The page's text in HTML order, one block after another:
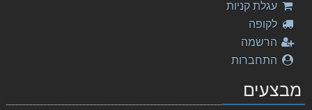
עגלת קניות
לקופה
הרשמה
התחברות
מבצעים
326.00 ₪
המורה המצליח - להנות יותר, להרוויח יותר
35.00 ₪
25.00 ₪